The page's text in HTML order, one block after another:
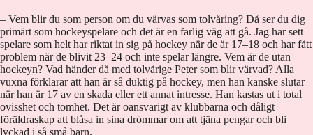
– Vem blir du som person om du värvas som tolvåring? Då ser du dig
primärt som hockeyspelare och det är en farlig väg att gå. Jag har sett
spelare som helt har riktat in sig på hockey när de är 17–18 och har fått
problem när de blivit 23–24 och inte spelar längre. Vem är de utan
hockeyn? Vad händer då med tolvårige Peter som blir värvad? Alla
vuxna förklarar att han är så duktig på hockey, men han kanske slutar
när han är 17 av en skada eller ett annat intresse. Han kastas ut i total
ovisshet och tomhet. Det är oansvarigt av klubbarna och dåligt
föräldraskap att blåsa in sina drömmar om att tjäna pengar och bli
lyckad i så små barn.